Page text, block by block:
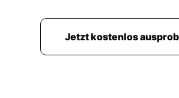
Jetzt kostenlos